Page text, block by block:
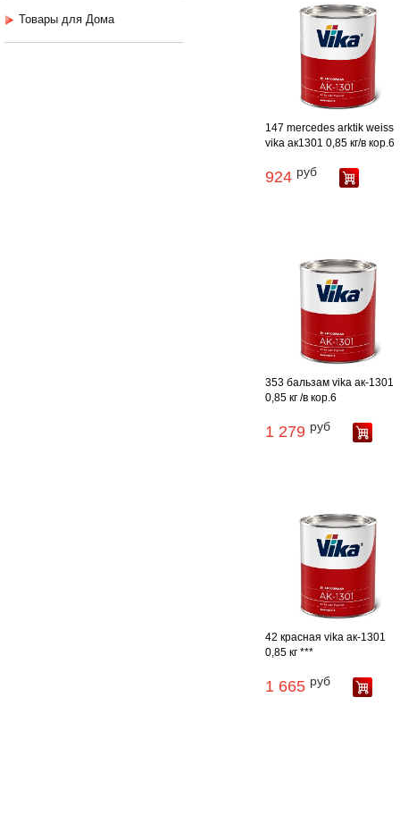
Товары для Дома
147 mercedes arktik weiss
vika ак1301 0,85 кг/в кор.6
924 руб
353 бальзам vika ак-1301
0,85 кг /в кор.6
1 279 руб
42 красная vika ак-1301
0,85 кг ***
1 665 руб